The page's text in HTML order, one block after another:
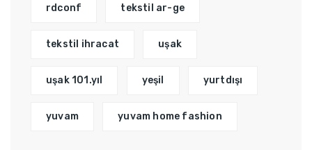
rdconf tekstil ar-ge
tekstil ihracat uşak
uşak 101.yıl yeşil yurtdışı
yuvam yuvam home fashion